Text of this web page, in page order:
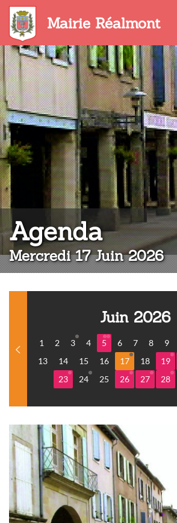
Aller
contenu
principal
Mairie Réalmont
Agenda:
Mercredi 17 Juin 2026
Juin 2026
1 2 3 4 5 6 7 8 9
13
14 15 16 17 18 19
23
24 25 26 27 28